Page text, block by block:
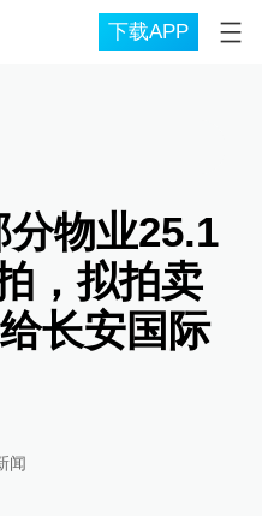
下载APP
物业25.1
，拟拍卖
长安国际
闻